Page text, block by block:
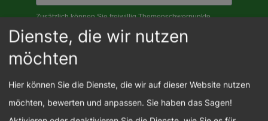
Dienste, die wir nutzen
möchten
Hier können Sie die Dienste, die wir auf dieser Website nutzen
möchten, bewerten und anpassen. Sie haben das Sagen!